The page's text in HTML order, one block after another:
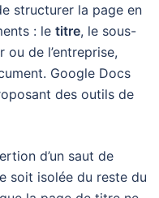
structurer la page en
: le titre, le sous-
ou de l’entreprise,
Google Docs
des outils de
d’un saut de
soit isolée du reste du